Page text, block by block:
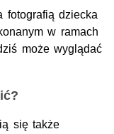
fotografią dziecka
w ramach
może wyglądać
się także